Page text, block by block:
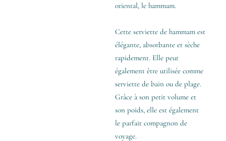
oriental, le hammam.
Cette serviette de hammam est
élégante, absorbante et sèche
rapidement. Elle peut
également être utilisée comme
serviette de bain ou de plage.
Grâce à son petit volume et
son poids, elle est également
le parfait compagnon de
voyage.